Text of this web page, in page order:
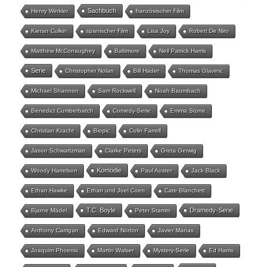
Henry Winkler Sachbuch französischer Film
Kieran Culkin spanischer Film Lisa Joy Robert De Niro
Matthew McConaughey Baltimore Neil Patrick Harris
Serie Christopher Nolan Bill Hader Thomas Glavinic
Michael Shannon Sam Rockwell Noah Baumbach
Benedict Cumberbatch Comedy-Serie Emma Stone
Christian Kracht Biopic Colin Farrell
Jason Schwartzman Clarke Peters Greta Gerwig
Woody Harrelson Komödie Paul Auster Jack Black
Ethan Hawke Ethan und Joel Coen Cate Blanchett
Bjarne Mädel T.C. Boyle Peter Stamm Dramedy-Serie
Anthony Carrigan Edward Norton Javier Marías
Joaquim Phoenix Martin Walser Mystery-Serie Ed Harris